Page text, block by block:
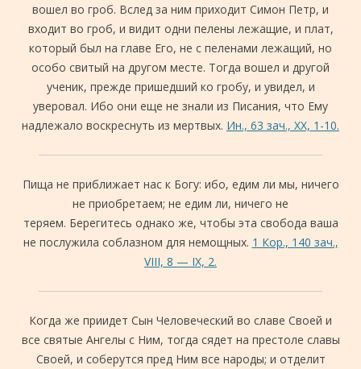
вошел во гроб. Вслед за ним приходит Симон Петр, и
входит во гроб, и видит одни пелены лежащие, и плат,
который был на главе Его, не с пеленами лежащий, но
особо свитый на другом месте. Тогда вошел и другой
ученик, прежде пришедший ко гробу, и увидел, и
уверовал. Ибо они еще не знали из Писания, что Ему
надлежало воскреснуть из мертвых. Ин., 63 зач., XX, 1-10.
Пища не приближает нас к Богу: ибо, едим ли мы, ничего
не приобретаем; не едим ли, ничего не
теряем. Берегитесь однако же, чтобы эта свобода ваша
не послужила соблазном для немощных. 1 Кор., 140 зач.,
VIII, 8 — IX, 2.
Когда же приидет Сын Человеческий во славе Своей и
все святые Ангелы с Ним, тогда сядет на престоле славы
Своей, и соберутся пред Ним все народы; и отделит